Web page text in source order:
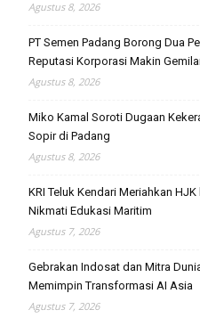
Agustus 8, 2026
PT Semen Padang Borong Dua
Reputasi Korporasi Makin
Agustus 8, 2026
Miko Kamal Soroti Dugaan
Sopir di Padang
Agustus 8, 2026
KRI Teluk Kendari Meriahkan
Nikmati Edukasi Maritim
Agustus 7, 2026
Gebrakan Indosat dan Mitra
Memimpin Transformasi AI Asia
Agustus 7, 2026